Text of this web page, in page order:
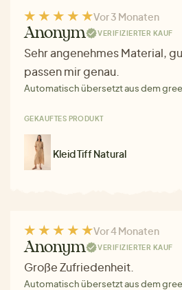
Vor 3 Monaten
Anonym VERIFIZIERTER KAUF
Sehr angenehmes Material,
passen mir genau.
Automatisch übersetzt aus dem
GEKAUFTES PRODUKT
Kleid Tiff Natural
Vor 4 Monaten
Anonym VERIFIZIERTER KAUF
Große Zufriedenheit.
Automatisch übersetzt aus dem